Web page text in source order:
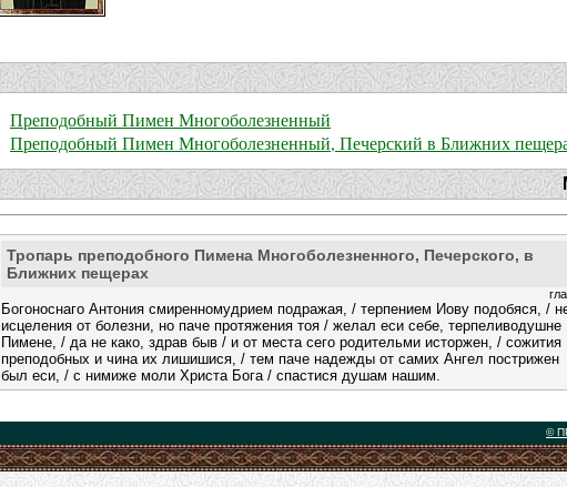
Преподобный Пимен Многоболезненный
Преподобный Пимен Многоболезненный, Печерский в Ближних
Тропарь преподобного Пимена Многоболезненного, Печерского, в
Ближних пещерах
Богоноснаго Антония смиренномудрием подражая, / терпением Иову подобяся, /
исцеления от болезни, но паче протяжения тоя / желал еси себе, терпеливодушне
Пимене, / да не како, здрав быв / и от места сего родительми исторжен, / сожития
преподобных и чина их лишишися, / тем паче надежды от самих Ангел пострижен
был еси, / с нимиже моли Христа Бога / спастися душам нашим.
©